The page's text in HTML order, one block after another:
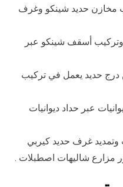
مخازن حديد شينكو وغرف
أسقف شينكو عبر
درج حديد يعمل في تركيب
عبر حداد ديوانيات
وتمديد غرف حديد كيربي
شاليهات اصطبلات .